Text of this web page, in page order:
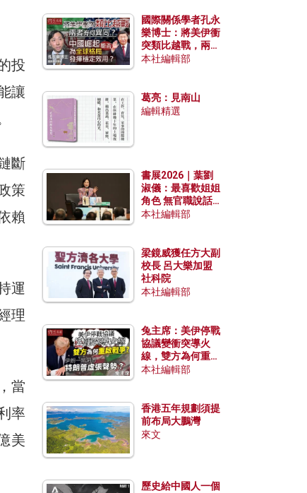
投
讓
斷
策
賴
運
理
當
率
美
國際關係學者孔永
樂博士：將美伊衝
突類比越戰，兩者
有何異同？中國崛
本社編輯部
葛亮：見南山
編輯精選
書展2026｜葉劉
淑儀：最喜歡姐姐
角色 無官職說話
包袱少
本社編輯部
梁鏡威獲任方大副
校長 呂大樂加盟
社科院
本社編輯部
兔主席：美伊停戰
協議變衝突導火
線，雙方為何重啟
戰爭？伊朗一早洞
本社編輯部
香港五年規劃須提
前布局大鵬灣
來文
歷史給中國人一個